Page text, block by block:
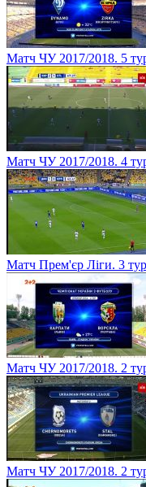
Матч ЧУ 2017/2018. 5
Матч ЧУ 2017/2018. 4
Матч Прем'єр Ліги. 3
Матч ЧУ 2017/2018. 2
Матч ЧУ 2017/2018. 2